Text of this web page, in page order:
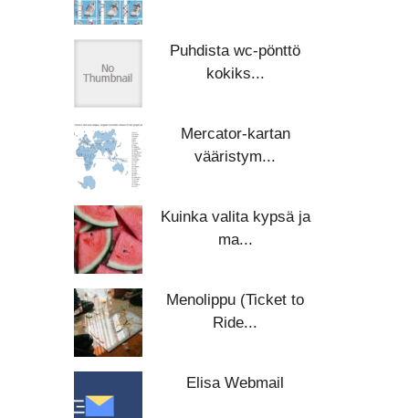
Puhdista wc-pönttö
kokiks...
Mercator-kartan
vääristym...
Kuinka valita kypsä ja
ma...
Menolippu (Ticket to
Ride...
Elisa Webmail